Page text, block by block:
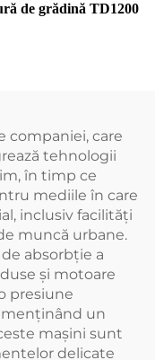
de grădină TD1200
companiei, care
tehnologii
în timp ce
mediile în care
inclusiv facilități
muncă urbane.
absorbție a
și motoare
presiune
menținând un
mașini sunt
delicate